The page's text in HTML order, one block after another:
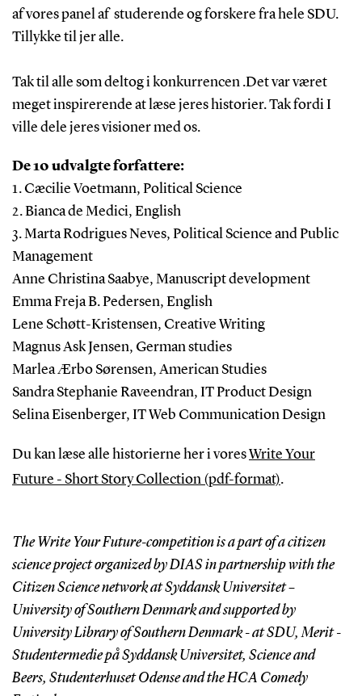
af vores panel af studerende og forskere fra hele SDU.
Tillykke til jer alle.
Tak til alle som deltog i konkurrencen .Det var været
meget inspirerende at læse jeres historier. Tak fordi I
ville dele jeres visioner med os.
De 10 udvalgte forfattere:
1. Cæcilie Voetmann, Political Science
2. Bianca de Medici, English
3. Marta Rodrigues Neves, Political Science and Public
Management
Anne Christina Saabye, Manuscript development
Emma Freja B. Pedersen, English
Lene Schøtt-Kristensen, Creative Writing
Magnus Ask Jensen, German studies
Marlea Ærbo Sørensen, American Studies
Sandra Stephanie Raveendran, IT Product Design
Selina Eisenberger, IT Web Communication Design
Du kan læse alle historierne her i voresWrite Your
Future - Short Story Collection (pdf-format).
The Write Your Future-competition is a part of a citizen
science project organized by DIAS in partnership with the
Citizen Science network at Syddansk Universitet –
University of Southern Denmark and supported by
University Library of Southern Denmark - at SDU, Merit -
Studentermedie på Syddansk Universitet, Science and
Beers, Studenterhuset Odense and the HCA Comedy